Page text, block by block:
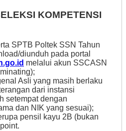
KOMPETENSI
SPTB Poltek SSN Tahun
diunduh pada portal
melalui akun SSCASN
Asli yang masih berlaku
dari instansi
setempat dengan
dan NIK yang sesuai);
pensil kayu 2B (bukan